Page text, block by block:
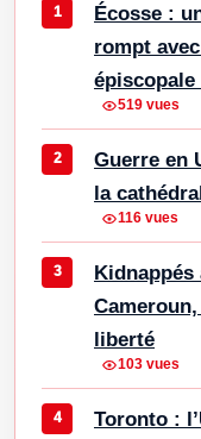
Écosse :
rompt
519 vues
Guerre en
la
116 vues
Kidnappés
liberté
103 vues
Toronto :